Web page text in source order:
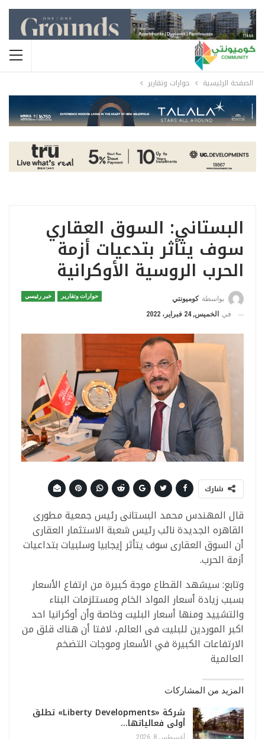
الصفحة الرئيسية حوارات وتقارير
البستاني: السوق العقاري
سوف يتأثر بتدعيات أزمة
الحرب الروسية الأوكرانية
حوارات وتقارير خبر رئيسي بواسطة كوميونتي
في
الخميس, 24 فبراير، 2022
شارك
قال المهندس محمد البستانى رئيس جمعية مطورى
القاهره الجديدة نائب رئيس شعبة الاستثمار العقارى
أن السوق العقارى سوف يتأثر إيجابيا وسلبيات بتداعيات
أزمة الحرب.
وتابع: سيشهد القطاع موجة كبيرة من ارتفاع الأسعار
بسبب زيادة أسعار المواد الخام ومستلزمات البناء
والتشييد ومنها أسعار البليت وخاصة وأن أوكرانيا احد
اكبر الموردين للبليت فى العالم، لافتا أن هناك قلق من
الارتفاعات الكبيرة في الأسعار وموجات التضخم
العالمية
المزيد من المشاركات
شركة «Liberty Developments» تطلق
أولى فعالياتها…
أغسطس 8, 2026